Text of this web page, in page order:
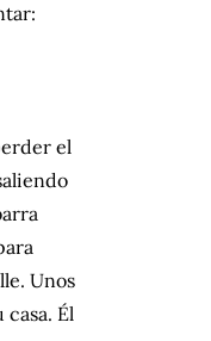
el
Unos
casa. Él